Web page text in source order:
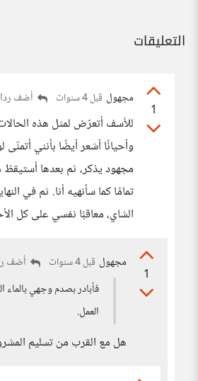
التعليقات
1
مجهول قبل 4 سنوات أضف ردا
للأسف أتعرّض لمثل هذه
وأحيانًا أشعر أيضًا بأنني
مجهود يذكر، ثم بعدها أستيقظ
تمامًا كما سأنهيه أنا. ثم في
الشاي، معاقبًا نفسي على كل
1
مجهول قبل 4 سنوات
أضف
فأبادر بصدم وجهي بالماء
العمل.
هل مع القرب من تسليم